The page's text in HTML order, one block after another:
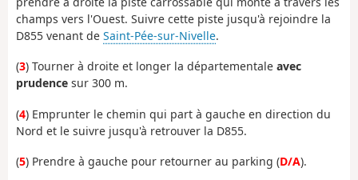
champs vers l'Ouest. Suivre cette piste jusqu'à rejoindre la
D855 venant de Saint-Pée-sur-Nivelle.
(3) Tourner à droite et longer la départementale avec
prudence sur 300 m.
(4) Emprunter le chemin qui part à gauche en direction du
Nord et le suivre jusqu'à retrouver la D855.
(5) Prendre à gauche pour retourner au parking (D/A).